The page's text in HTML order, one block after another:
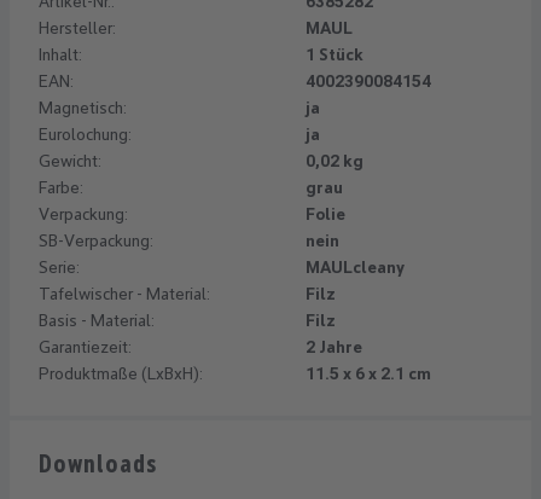
Hersteller:
MAUL
Inhalt:
1 Stück
EAN:
4002390084154
Magnetisch:
ja
Eurolochung:
ja
Gewicht:
0,02 kg
Farbe:
grau
Verpackung:
Folie
SB-Verpackung:
nein
Serie:
MAULcleany
Tafelwischer - Material:
Filz
Basis - Material:
Filz
Garantiezeit:
2 Jahre
Produktmaße (LxBxH):
11.5 x 6 x 2.1 cm
Downloads